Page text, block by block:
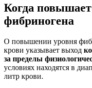
Когда
фибриногена
О повышении уровня
крови указывает выход
за пределы
условиях находятся в
литр крови.